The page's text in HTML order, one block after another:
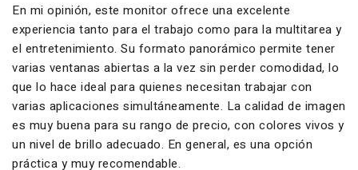
En mi opinión, este monitor ofrece una excelente
experiencia tanto para el trabajo como para la multitarea y
el entretenimiento. Su formato panorámico permite tener
varias ventanas abiertas a la vez sin perder comodidad, lo
que lo hace ideal para quienes necesitan trabajar con
varias aplicaciones simultáneamente. La calidad de imagen
es muy buena para su rango de precio, con colores vivos y
un nivel de brillo adecuado. En general, es una opción
práctica y muy recomendable.